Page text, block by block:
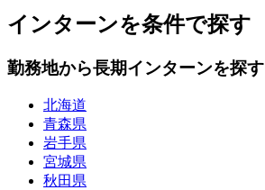
インターンを条件で探す
勤務地から長期インターンを探す
北海道
青森県
岩手県
宮城県
秋田県